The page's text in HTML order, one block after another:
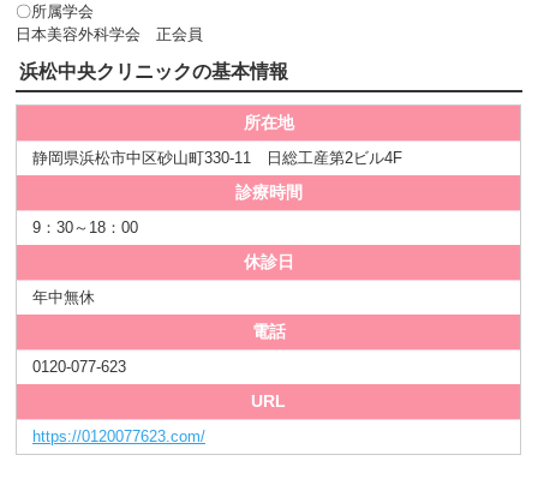
〇所属学会
日本美容外科学会 正会員
浜松中央クリニックの基本情報
所在地
静岡県浜松市中区砂山町330-11 日総工産第2ビル4F
診療時間
9：30～18：00
休診日
年中無休
電話
0120-077-623
URL
https://0120077623.com/